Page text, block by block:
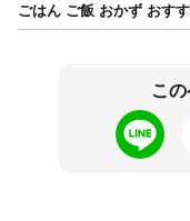
ごはん ご飯 おかず おす
こ